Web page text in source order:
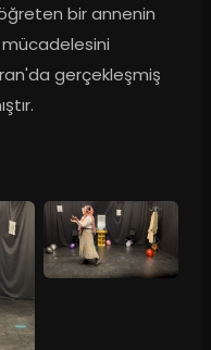
bir annenin
gerçekleşmiş